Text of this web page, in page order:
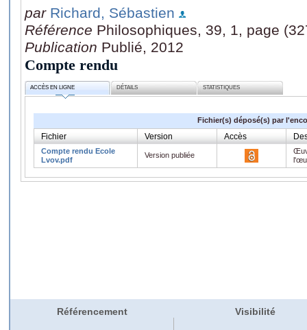
par Richard, Sébastien
Référence Philosophiques, 39, 1, page
Publication Publié, 2012
Compte rendu
ACCÈS EN LIGNE DÉTAILS STATISTIQUES
Fichier(s) déposé(s) par
Fichier Version Accès
Compte rendu Ecole
Lvov.pdf
Version publiée
Référencement Visibilité